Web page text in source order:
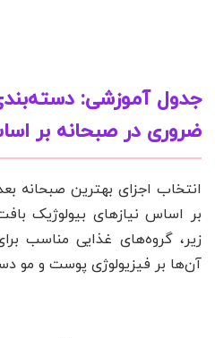
جدول آموزشی:
ضروری در صبحانه بر
انتخاب اجزای بهترین صبحانه
بر اساس نیازهای بیولوژیک
زیر، گروه‌های غذایی مناسب
آن‌ها بر فیزیولوژی پوست و مو